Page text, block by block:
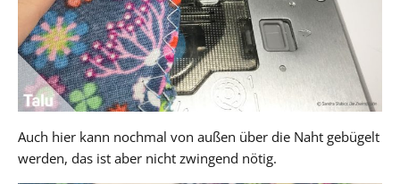
Auch hier kann nochmal von außen über die Naht gebügelt
werden, das ist aber nicht zwingend nötig.